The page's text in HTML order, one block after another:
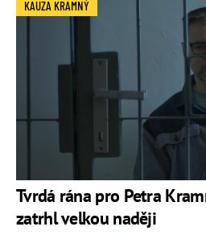
Tvrdá rána pro Petra
zatrhl velkou naději
KAUZA KRAMNÝ